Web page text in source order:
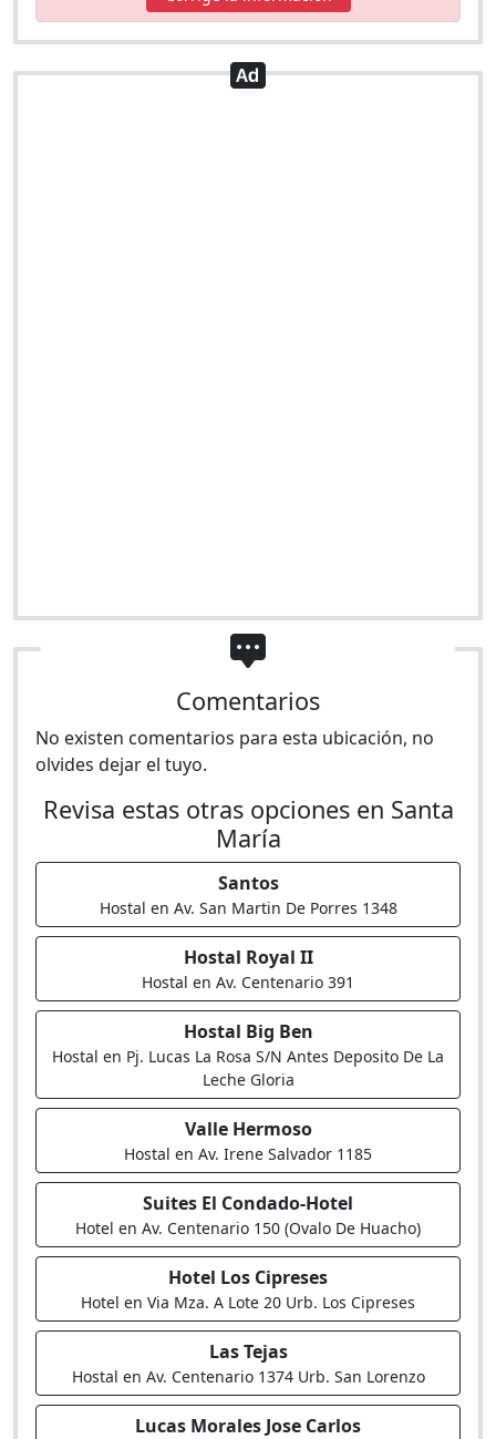
Comentarios
No existen comentarios para esta ubicación, no
olvides dejar el tuyo.
Revisa estas otras opciones en Santa
María
Santos
Hostal en Av. San Martin De Porres 1348
Hostal Royal II
Hostal en Av. Centenario 391
Hostal Big Ben
Hostal en Pj. Lucas La Rosa S/N Antes Deposito De La
Leche Gloria
Valle Hermoso
Hostal en Av. Irene Salvador 1185
Suites El Condado-Hotel
Hotel en Av. Centenario 150 (Ovalo De Huacho)
Hotel Los Cipreses
Hotel en Via Mza. A Lote 20 Urb. Los Cipreses
Las Tejas
Hostal en Av. Centenario 1374 Urb. San Lorenzo
Lucas Morales Jose Carlos